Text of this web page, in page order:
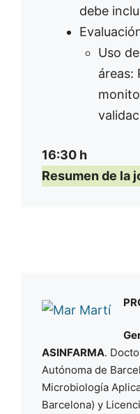
debe
Uso
áreas:
16:30 h
Resumen de la
ASINFARMA.
Autónoma de
Microbiología
Barcelona) y